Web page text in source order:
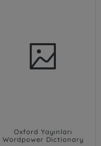
Oxford Yayınları
Wordpower Dictionary